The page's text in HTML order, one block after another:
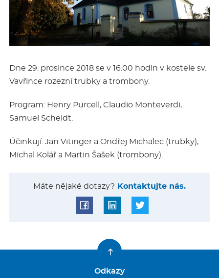
Dne 29. prosince 2018 se v 16.00 hodin v kostele sv.
Vavřince rozezní trubky a trombony.
Program: Henry Purcell, Claudio Monteverdi,
Samuel Scheidt.
Účinkují: Jan Vitinger a Ondřej Michalec (trubky),
Michal Kolář a Martin Šašek (trombony).
Máte nějaké dotazy? Kontaktujte nás.
Odkazy